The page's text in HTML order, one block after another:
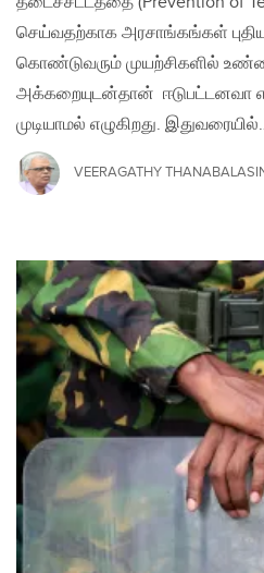
செய்வதற்காக அரசாங்கங்கள்
கொண்டுவரும் முயற்சிகளில்
அக்கறையுடன்தான் ஈடுபட்டனவா
முடியாமல் எழுகிறது.
VEERAGATHY